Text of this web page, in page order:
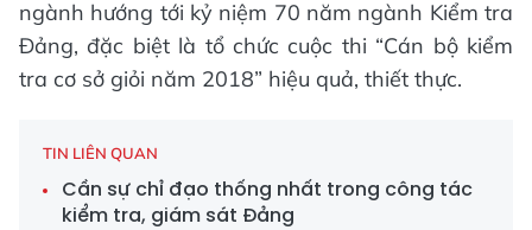
ngành hướng tới kỷ niệm 70 năm ngành Kiểm tra
Đảng, đặc biệt là tổ chức cuộc thi “Cán bộ kiểm
tra cơ sở giỏi năm 2018” hiệu quả, thiết thực.
TIN LIÊN QUAN
Cần sự chỉ đạo thống nhất trong công tác
kiểm tra, giám sát Đảng